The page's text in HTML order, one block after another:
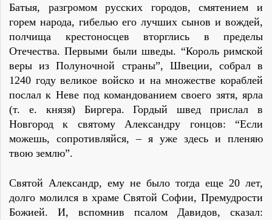
Батыя, разгромом русских городов, смятением и
горем народа, гибелью его лучших сынов и вождей,
полчища крестоносцев вторглись в пределы
Отечества. Первыми были шведы. “Король римской
веры из Полуночной страны”, Швеции, собрал в
1240 году великое войско и на множестве кораблей
послал к Неве под командованием своего зятя, ярла
(т. е. князя) Биргера. Гордый швед прислал в
Новгород к святому Александру гонцов: “Если
можешь, сопротивляйся, – я уже здесь и пленяю
твою землю”.
Святой Александр, ему не было тогда еще 20 лет,
долго молился в храме Святой Софии, Премудрости
Божией. И, вспомнив псалом Давидов, сказал: